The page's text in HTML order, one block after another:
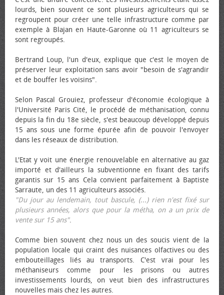
lourds, bien souvent ce sont plusieurs agriculteurs qui se
regroupent pour créer une telle infrastructure comme par
exemple à Blajan en Haute-Garonne où 11 agriculteurs se
sont regroupés.
Bertrand Loup, l'un d'eux, explique que c'est le moyen de
préserver leur exploitation sans avoir "besoin de s'agrandir
et de bouffer les voisins".
Selon Pascal Grouiez, professeur d'économie écologique à
l'Université Paris Cité, le procédé de méthanisation, connu
depuis la fin du 18e siècle, s'est beaucoup développé depuis
15 ans sous une forme épurée afin de pouvoir l'envoyer
dans les réseaux de distribution.
L'Etat y voit une énergie renouvelable en alternative au gaz
importé et d'ailleurs la subventionne en fixant des tarifs
garantis sur 15 ans Cela convient parfaitement à Baptiste
Sarraute, un des 11 agriculteurs associés.
"Du jour au lendemain, tout bascule, (...) rien n'est fixé sur
plusieurs années, alors que pour la métha, on a un prix de
vente sur 15 ans".
Comme bien souvent chez nous un des soucis vient de la
population locale qui craint des nuisances olfactives ou des
embouteillages liés au transports. C'est vrai pour les
méthaniseurs comme pour les prisons ou autres
investissements lourds, on veut bien des infrastructures
nouvelles mais chez les autres.